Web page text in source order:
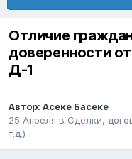
Отличие
доверенности
Д-1
Автор: Асеке Басеке
25 Апреля в Сделки,
т.д.)